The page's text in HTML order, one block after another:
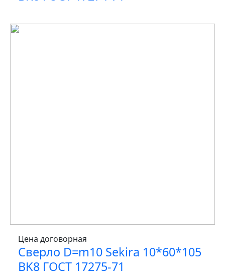
Цена договорная
Сверло D=m10 Sekira 10*60*105
BK8 ГОСТ 17275-71